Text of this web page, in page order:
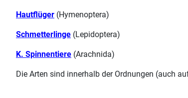
Hautflüger (Hymenoptera)
Schmetterlinge (Lepidoptera)
K. Spinnentiere (Arachnida)
Die Arten sind innerhalb der Ordnungen (auch